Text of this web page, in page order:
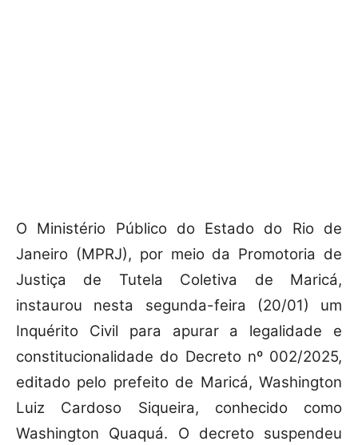
O Ministério Público do Estado do Rio de
Janeiro (MPRJ), por meio da Promotoria de
Justiça de Tutela Coletiva de Maricá,
instaurou nesta segunda-feira (20/01) um
Inquérito Civil para apurar a legalidade e
constitucionalidade do Decreto nº 002/2025,
editado pelo prefeito de Maricá, Washington
Luiz Cardoso Siqueira, conhecido como
Washington Quaquá. O decreto suspendeu